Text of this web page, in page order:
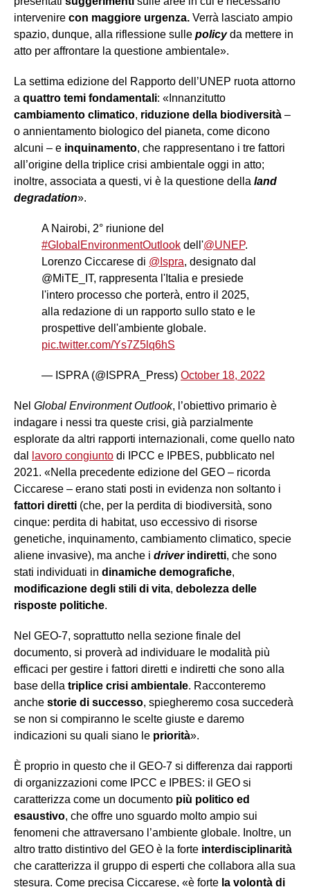
intervenire con maggiore urgenza. Verrà lasciato ampio
spazio, dunque, alla riflessione sulle policyda mettere in
atto per affrontare la questione ambientale».
La settima edizione del Rapporto dell’UNEP ruota attorno
a quattro temi fondamentali: «Innanzitutto
cambiamento climatico, riduzione della biodiversità –
o annientamento biologico del pianeta, come dicono
alcuni – e inquinamento, che rappresentano i tre fattori
all’origine della triplice crisi ambientale oggi in atto;
inoltre, associata a questi, vi è la questione della land
degradation».
A Nairobi, 2° riunione del
#GlobalEnvironmentOutlook dell'@UNEP.
Lorenzo Ciccarese di @Ispra, designato dal
@MiTE_IT, rappresenta l'Italia e presiede
l'intero processo che porterà, entro il 2025,
alla redazione di un rapporto sullo stato e le
prospettive dell'ambiente globale.
pic.twitter.com/Ys7Z5lq6hS
— ISPRA (@ISPRA_Press) October 18, 2022
Nel Global Environment Outlook, l’obiettivo primario è
indagare i nessi tra queste crisi, già parzialmente
esplorate da altri rapporti internazionali, come quello nato
dal
lavoro congiunto di IPCC e IPBES, pubblicato nel
2021. «Nella precedente edizione del GEO – ricorda
Ciccarese – erano stati posti in evidenza non soltanto i
fattori diretti (che, per la perdita di biodiversità, sono
cinque: perdita di habitat, uso eccessivo di risorse
genetiche, inquinamento, cambiamento climatico, specie
aliene invasive), ma anche i driverindiretti, che sono
stati individuati in dinamiche demografiche,
modificazione degli stili di vita, debolezza delle
risposte politiche.
Nel GEO-7, soprattutto nella sezione finale del
documento, si proverà ad individuare le modalità più
efficaci per gestire i fattori diretti e indiretti che sono alla
base della triplice crisi ambientale. Racconteremo
anche storie di successo, spiegheremo cosa succederà
se non si compiranno le scelte giuste e daremo
indicazioni su quali siano le priorità».
È proprio in questo che il GEO-7 si differenza dai rapporti
di organizzazioni come IPCC e IPBES: il GEO si
caratterizza come un documento più politico ed
esaustivo, che offre uno sguardo molto ampio sui
fenomeni che attraversano l’ambiente globale. Inoltre, un
altro tratto distintivo del GEO è la forte interdisciplinarità
che caratterizza il gruppo di esperti che collabora alla sua
stesura. Come precisa Ciccarese, «è forte la volontà di